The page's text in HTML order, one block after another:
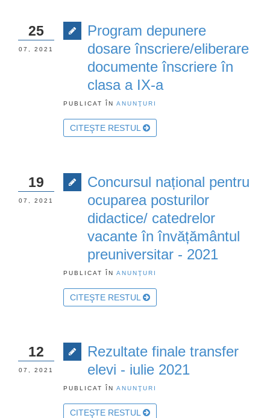
Program depunere
dosare înscriere/eliberare
documente înscriere în
clasa a IX-a
PUBLICAT ÎN ANUNŢURI
CITEŞTE RESTUL
25
07, 2021
Concursul național pentru
ocuparea posturilor
didactice/ catedrelor
vacante în învățământul
preuniversitar - 2021
PUBLICAT ÎN ANUNŢURI
CITEŞTE RESTUL
19
07, 2021
Rezultate finale transfer
elevi - iulie 2021
PUBLICAT ÎN ANUNŢURI
CITEŞTE RESTUL
12
07, 2021